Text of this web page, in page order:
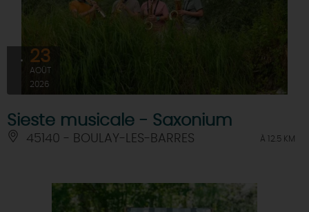
23
AOÛT
2026
Sieste musicale - Saxonium
45140 - BOULAY-LES-BARRES À 12.5 KM